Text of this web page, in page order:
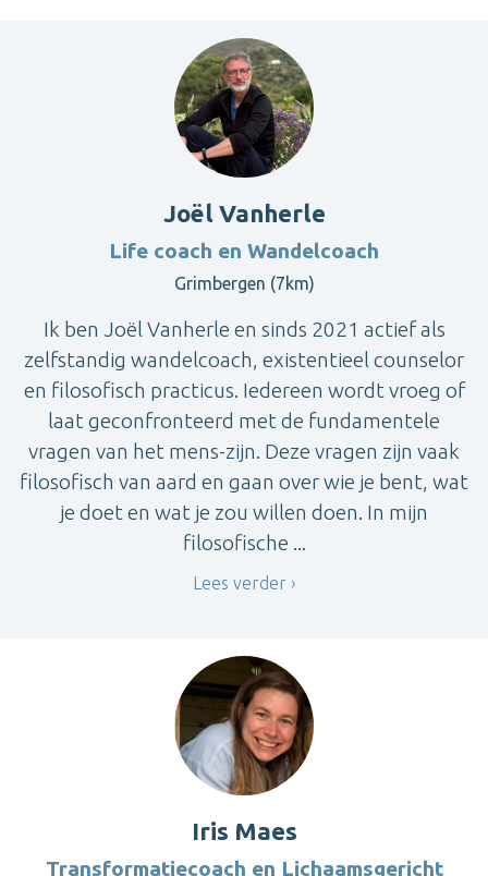
Joël Vanherle
Life coach en Wandelcoach
Grimbergen (7km)
Ik ben Joël Vanherle en sinds 2021 actief als
zelfstandig wandelcoach, existentieel counselor
en filosofisch practicus. Iedereen wordt vroeg of
laat geconfronteerd met de fundamentele
vragen van het mens-zijn. Deze vragen zijn vaak
filosofisch van aard en gaan over wie je bent, wat
je doet en wat je zou willen doen. In mijn
filosofische ...
Lees verder
Iris Maes
Transformatiecoach en Lichaamsgericht